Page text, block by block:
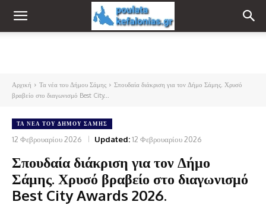
Αρχική Τα νέα του Δήμου Σάμης
Σπουδαία διάκριση για τον Δήμο Σάμης. Χρυσό
βραβείο στο διαγωνισμό Best City...
ΤΑ ΝΈΑ ΤΟΥ ΔΉΜΟΥ ΣΆΜΗΣ
12 Φεβρουαρίου 2026 Updated:12 Φεβρουαρίου 2026
Σπουδαία διάκριση για τον Δήμο
Σάμης. Χρυσό βραβείο στο διαγωνισμό
Best City Awards 2026.